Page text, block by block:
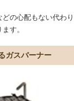
の心配もない代わ
す。
ガスバーナー